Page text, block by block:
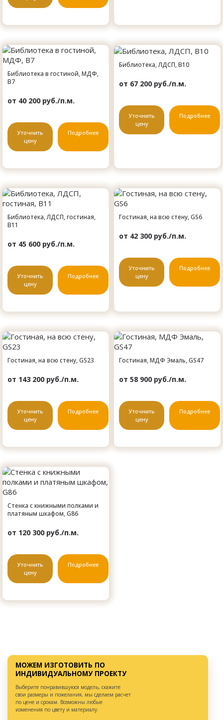
Библиотека в гостиной, МДФ,
B7
от 40 200 руб./п.м.
Уточнить
цену
Подробнее
Библиотека, ЛДСП, B10
от 67 200 руб./п.м.
Уточнить
цену
Подробнее
Библиотека, ЛДСП, гостиная,
B11
от 45 600 руб./п.м.
Уточнить
цену
Подробнее
Гостиная, на всю стену, GS6
от 42 300 руб./п.м.
Уточнить
цену
Подробнее
Гостиная, на всю стену, GS23
от 143 200 руб./п.м.
Уточнить
цену
Подробнее
Гостиная, МДФ Эмаль, GS47
от 58 900 руб./п.м.
Уточнить
цену
Подробнее
Стенка с книжными полками и
платяным шкафом, G86
от 120 300 руб./п.м.
Уточнить
цену
Подробнее
МОЖЕМ ИЗГОТОВИТЬ ПО
ИНДИВИДУАЛЬНОМУ ПРОЕКТУ
Выберите понравившуюся модель, скажите
свои размеры и пожелания, мы сделаем расчет
по цене и срокам. Возможны любые
изменения по цвету и материалу.